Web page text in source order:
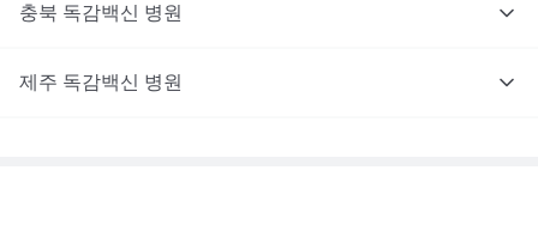
충북 독감백신 병원
제주 독감백신 병원